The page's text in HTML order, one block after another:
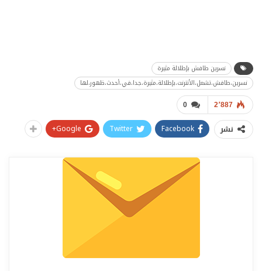
نسرين طافش بإطلالة مثيرة
نسرين،طافش،تشعل،الأنترنت،بإطلالة،مثيرة،جدا،في،أحدث،ظهور،لها
0 2٬887
نشر Facebook
Twitter
Google+